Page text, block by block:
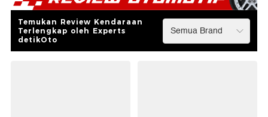
Temukan Review Kendaraan
Terlengkap oleh Experts
detikOto